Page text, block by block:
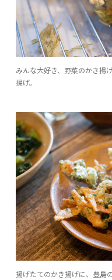
みんな大好き、野菜のかき揚
揚げ。
揚げたてのかき揚げに、豊島